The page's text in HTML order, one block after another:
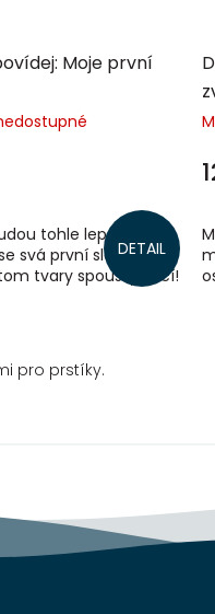
Moje první
DETAIL
tohle leporelo
svá první slova a
tvary spousty věcí!
pro prstíky.